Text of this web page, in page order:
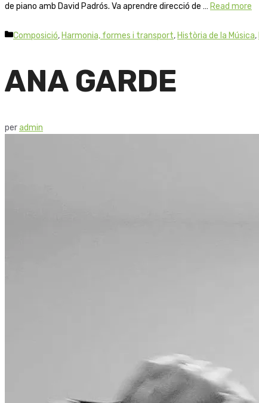
de piano amb David Padrós. Va aprendre direcció de … Read more
Composició, Harmonia, formes i transport, Història de la Música,
ANA GARDE
peradmin